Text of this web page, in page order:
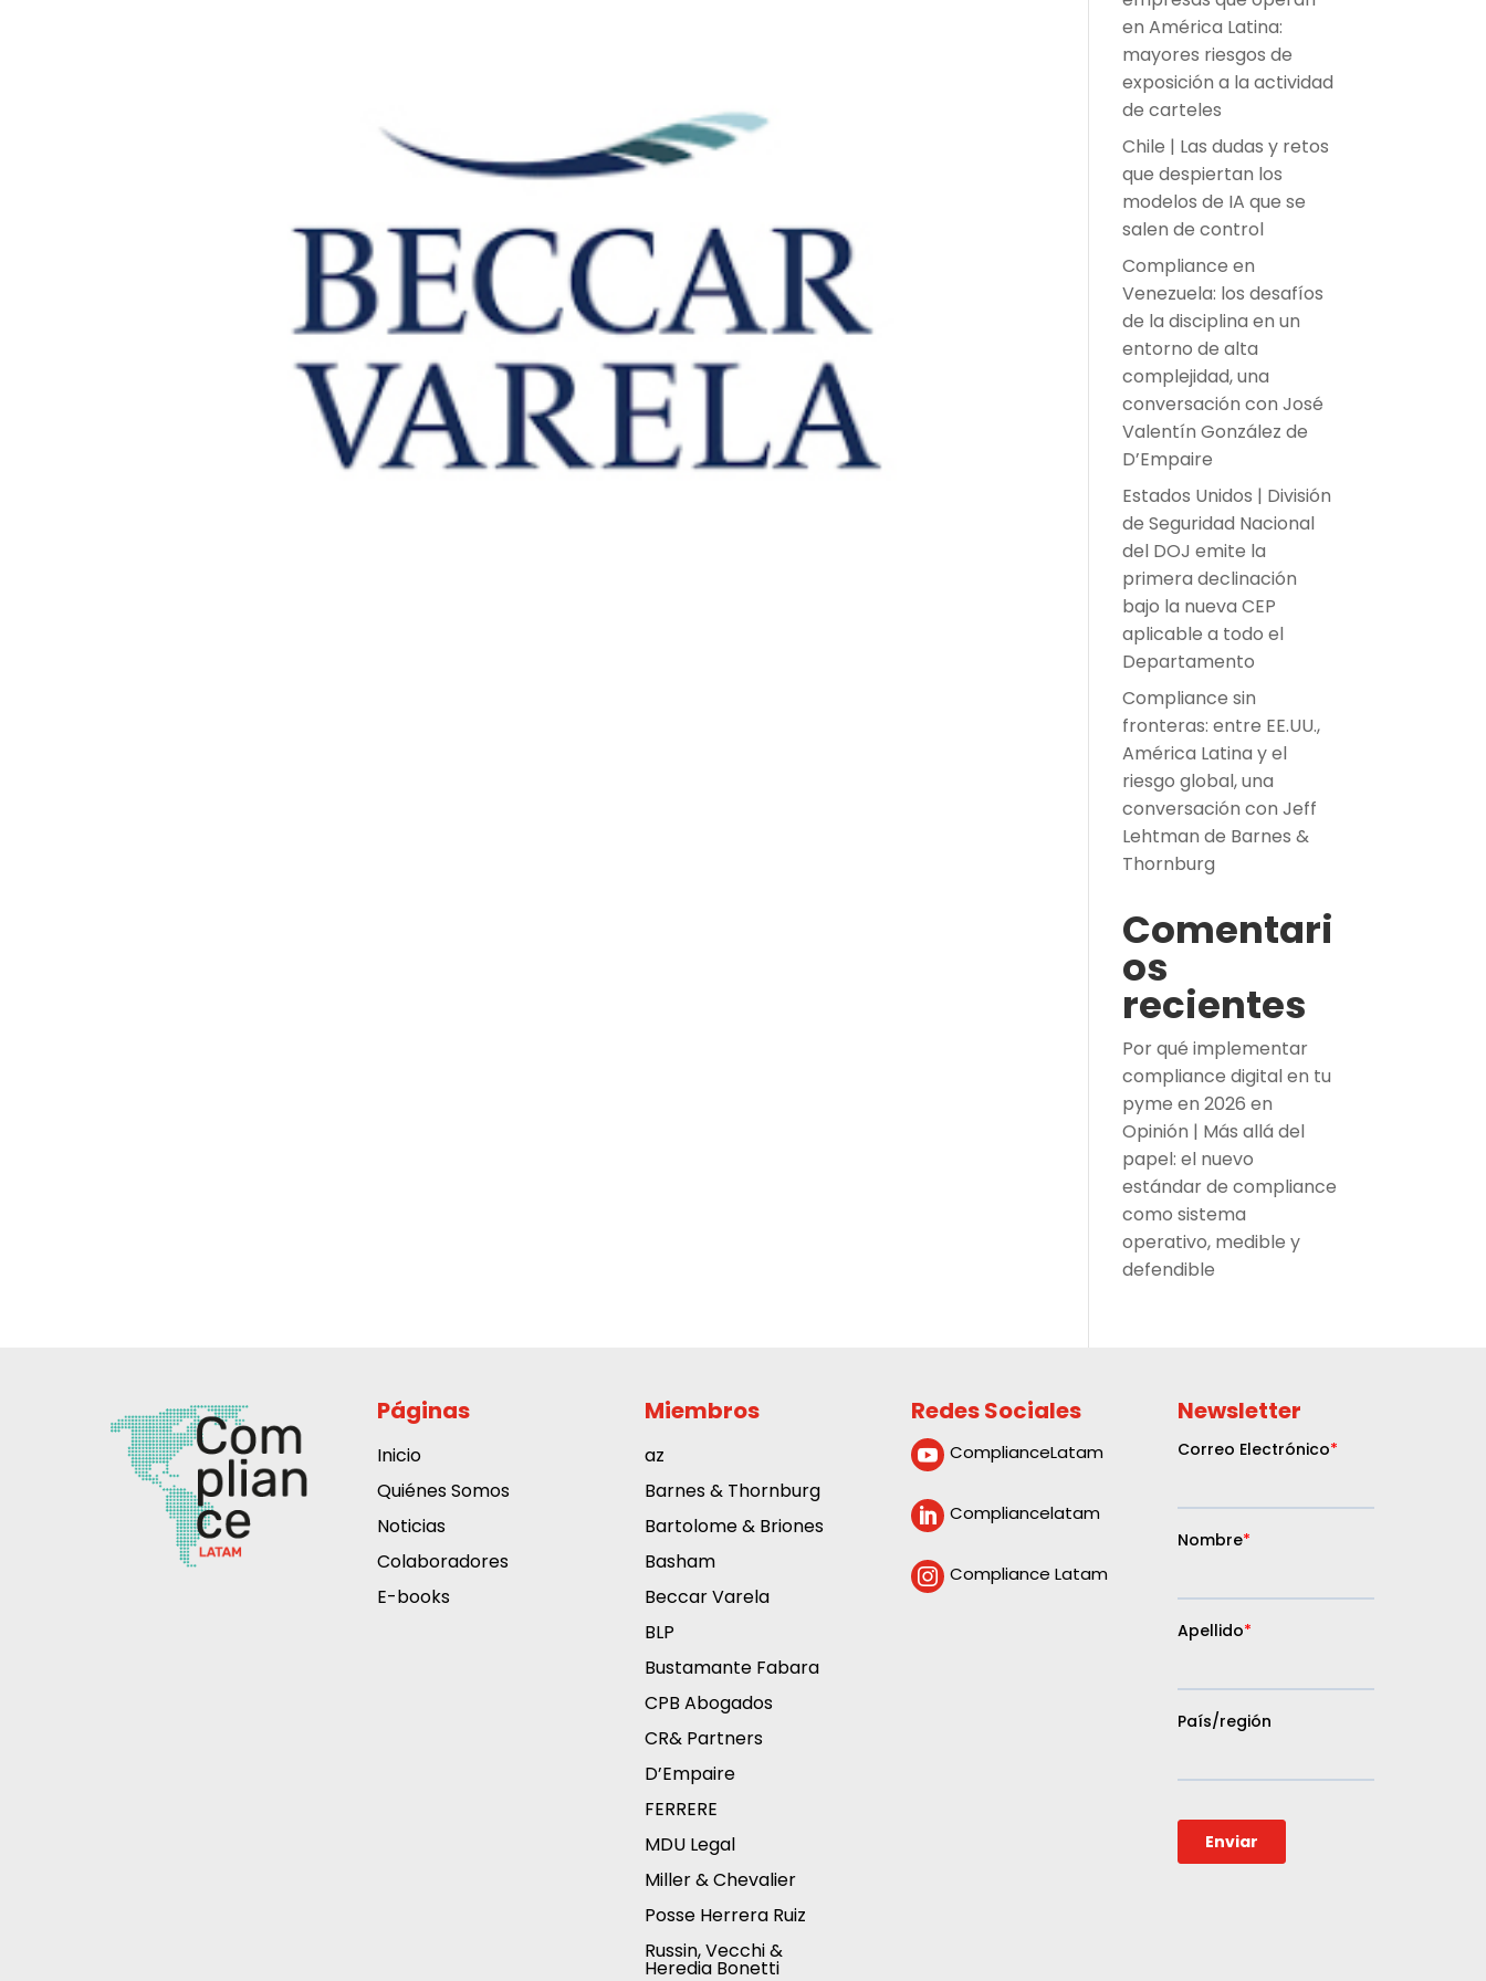
en América Latina:
mayores riesgos de
exposición a la actividad
de carteles
Chile | Las dudas y retos
que despiertan los
modelos de IA que se
salen de control
Compliance en
Venezuela: los desafíos
de la disciplina en un
entorno de alta
complejidad, una
conversación con José
Valentín González de
D’Empaire
Estados Unidos | División
de Seguridad Nacional
del DOJ emite la
primera declinación
bajo la nueva CEP
aplicable a todo el
Departamento
Compliance sin
fronteras: entre EE.UU.,
América Latina y el
riesgo global, una
conversación con Jeff
Lehtman de Barnes &
Thornburg
Comentari
os
recientes
Por qué implementar
compliance digital en tu
pyme en 2026 en
Opinión | Más allá del
papel: el nuevo
estándar de compliance
como sistema
operativo, medible y
defendible
Páginas
Inicio
Quiénes Somos
Noticias
Colaboradores
E-books
Miembros
az
Barnes & Thornburg
Bartolome & Briones
Basham
Beccar Varela
BLP
Bustamante Fabara
CPB Abogados
CR& Partners
D’Empaire
FERRERE
MDU Legal
Miller & Chevalier
Posse Herrera Ruiz
Russin, Vecchi &
Heredia Bonetti
Redes Sociales
 ComplianceLatam
 Compliancelatam
 Compliance Latam
Newsletter